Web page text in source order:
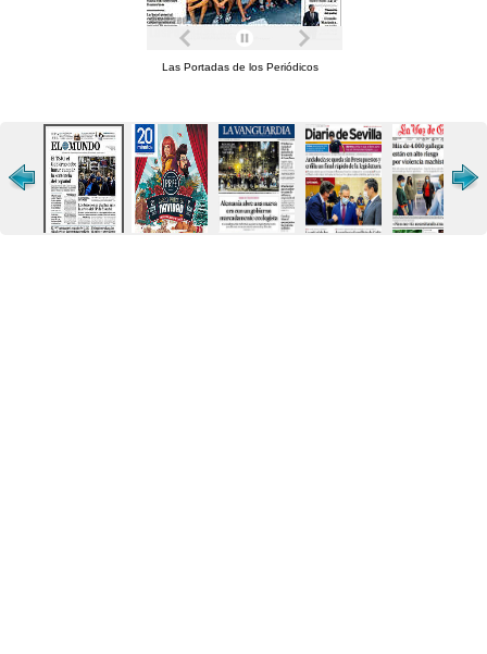
Las Portadas de los Periódicos